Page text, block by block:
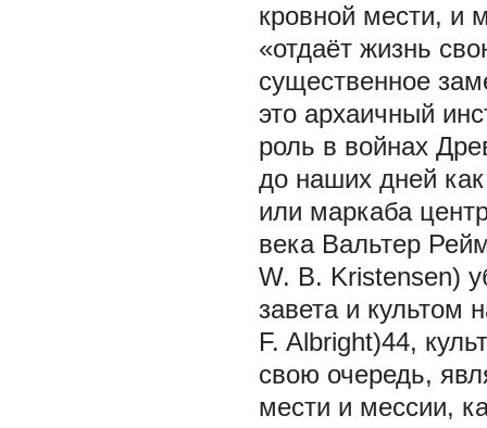
кровной мести, и
«отдаёт жизнь
существенное
это архаичный
роль в войнах
до наших дней
или маркаба
века Вальтер
W. B. Kristensen)
завета и культом
F. Albright)44,
свою очередь,
мести и мессии,